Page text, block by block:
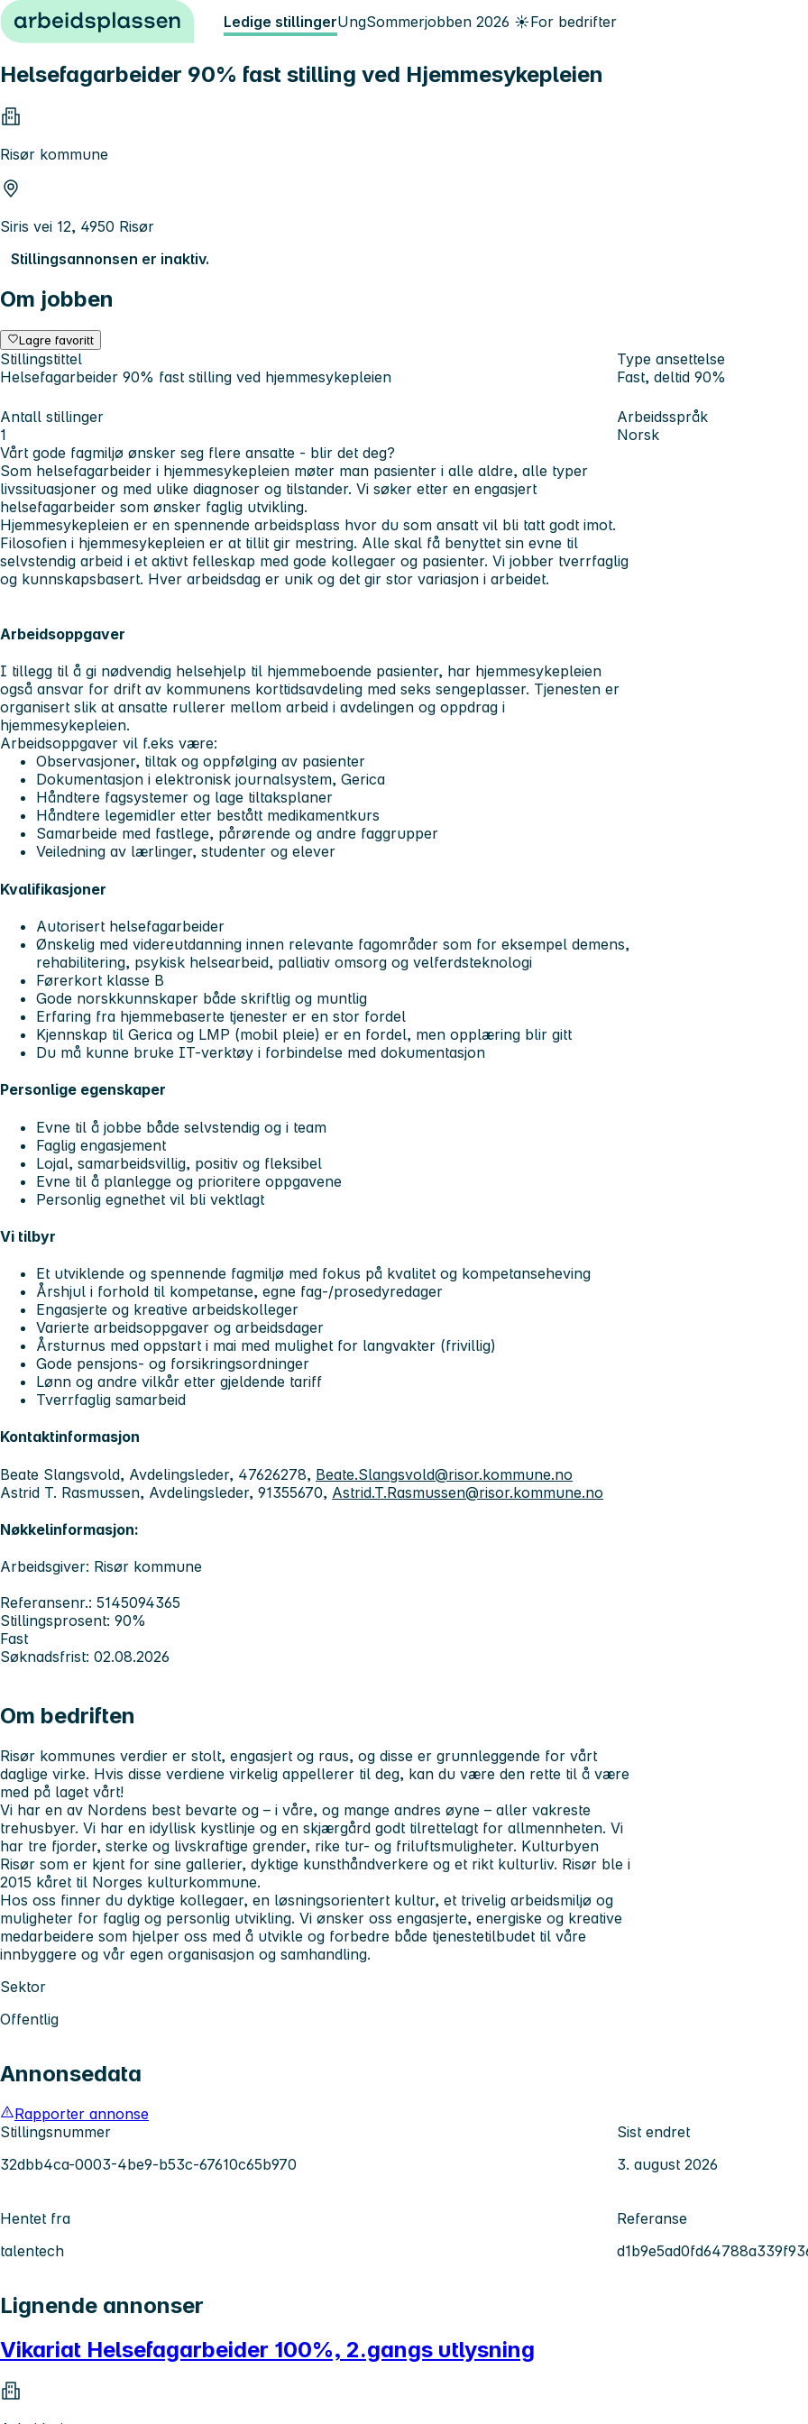
Hopp til innhold Ledige stillingerUngSommerjobben 2026 ☀️For bedrifter
Helsefagarbeider 90% fast stilling ved Hjemmesykepleien
Risør kommune
Siris vei 12, 4950 Risør
Stillingsannonsen er inaktiv.
Om jobben
Lagre favoritt
Stillingstittel
Helsefagarbeider 90% fast stilling ved hjemmesykepleien
Type ansettelse
Fast, deltid 90%
Antall stillinger
1
Arbeidsspråk
Norsk
Vårt gode fagmiljø ønsker seg flere ansatte - blir det deg?
Som helsefagarbeider i hjemmesykepleien møter man pasienter i alle aldre, alle typer
livssituasjoner og med ulike diagnoser og tilstander. Vi søker etter en engasjert
helsefagarbeider som ønsker faglig utvikling.
Hjemmesykepleien er en spennende arbeidsplass hvor du som ansatt vil bli tatt godt imot.
Filosofien i hjemmesykepleien er at tillit gir mestring. Alle skal få benyttet sin evne til
selvstendig arbeid i et aktivt felleskap med gode kollegaer og pasienter. Vi jobber tverrfaglig
og kunnskapsbasert. Hver arbeidsdag er unik og det gir stor variasjon i arbeidet.
Arbeidsoppgaver
I tillegg til å gi nødvendig helsehjelp til hjemmeboende pasienter, har hjemmesykepleien
også ansvar for drift av kommunens korttidsavdeling med seks sengeplasser. Tjenesten er
organisert slik at ansatte rullerer mellom arbeid i avdelingen og oppdrag i
hjemmesykepleien.
Arbeidsoppgaver vil f.eks være:
Observasjoner, tiltak og oppfølging av pasienter
Dokumentasjon i elektronisk journalsystem, Gerica
Håndtere fagsystemer og lage tiltaksplaner
Håndtere legemidler etter bestått medikamentkurs
Samarbeide med fastlege, pårørende og andre faggrupper
Veiledning av lærlinger, studenter og elever
Kvalifikasjoner
Autorisert helsefagarbeider
Ønskelig med videreutdanning innen relevante fagområder som for eksempel demens,
rehabilitering, psykisk helsearbeid, palliativ omsorg og velferdsteknologi
Førerkort klasse B
Gode norskkunnskaper både skriftlig og muntlig
Erfaring fra hjemmebaserte tjenester er en stor fordel
Kjennskap til Gerica og LMP (mobil pleie) er en fordel, men opplæring blir gitt
Du må kunne bruke IT-verktøy i forbindelse med dokumentasjon
Personlige egenskaper
Evne til å jobbe både selvstendig og i team
Faglig engasjement
Lojal, samarbeidsvillig, positiv og fleksibel
Evne til å planlegge og prioritere oppgavene
Personlig egnethet vil bli vektlagt
Vi tilbyr
Et utviklende og spennende fagmiljø med fokus på kvalitet og kompetanseheving
Årshjul i forhold til kompetanse, egne fag-/prosedyredager
Engasjerte og kreative arbeidskolleger
Varierte arbeidsoppgaver og arbeidsdager
Årsturnus med oppstart i mai med mulighet for langvakter (frivillig)
Gode pensjons- og forsikringsordninger
Lønn og andre vilkår etter gjeldende tariff
Tverrfaglig samarbeid
Kontaktinformasjon
Beate Slangsvold, Avdelingsleder, 47626278, Beate.Slangsvold@risor.kommune.no
Astrid T. Rasmussen, Avdelingsleder, 91355670, Astrid.T.Rasmussen@risor.kommune.no
Nøkkelinformasjon:
Arbeidsgiver: Risør kommune
Referansenr.: 5145094365
Stillingsprosent: 90%
Fast
Søknadsfrist: 02.08.2026
Om bedriften
Risør kommunes verdier er stolt, engasjert og raus, og disse er grunnleggende for vårt
daglige virke. Hvis disse verdiene virkelig appellerer til deg, kan du være den rette til å være
med på laget vårt!
Vi har en av Nordens best bevarte og – i våre, og mange andres øyne – aller vakreste
trehusbyer. Vi har en idyllisk kystlinje og en skjærgård godt tilrettelagt for allmennheten. Vi
har tre fjorder, sterke og livskraftige grender, rike tur- og friluftsmuligheter. Kulturbyen
Risør som er kjent for sine gallerier, dyktige kunsthåndverkere og et rikt kulturliv. Risør ble i
2015 kåret til Norges kulturkommune.
Hos oss finner du dyktige kollegaer, en løsningsorientert kultur, et trivelig arbeidsmiljø og
muligheter for faglig og personlig utvikling. Vi ønsker oss engasjerte, energiske og kreative
medarbeidere som hjelper oss med å utvikle og forbedre både tjenestetilbudet til våre
innbyggere og vår egen organisasjon og samhandling.
Sektor
Offentlig
Annonsedata
Rapporter annonse
Stillingsnummer
32dbb4ca-0003-4be9-b53c-67610c65b970
Sist endret
3. august 2026
Hentet fra
talentech
Referanse
Lignende annonser
Vikariat Helsefagarbeider 100%, 2.gangs utlysning